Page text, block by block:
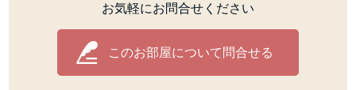
お気軽にお問合せください
このお部屋について問合せる